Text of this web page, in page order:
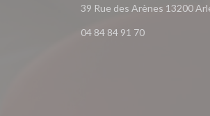
39 Rue des Arènes 13200
04 84 84 91 70